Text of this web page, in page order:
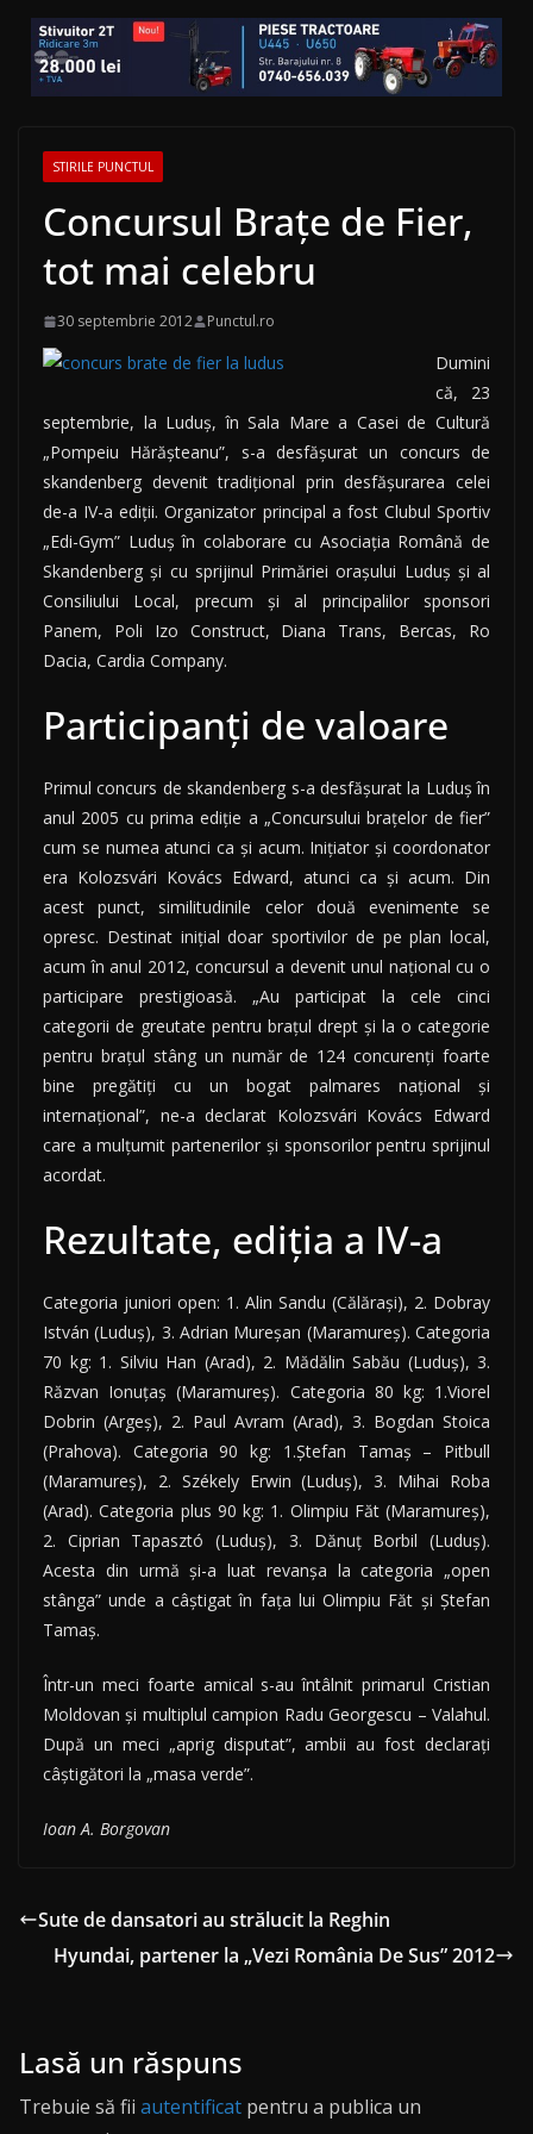
STIRILE PUNCTUL
Concursul Brațe de Fier,
tot mai celebru
30 septembrie 2012 Punctul.ro
Dumini
că, 23
septembrie, la Luduş, în Sala Mare a Casei de Cultură
„Pompeiu Hărăşteanu”, s-a desfăşurat un concurs de
skandenberg devenit tradiţional prin desfăşurarea celei
de-a IV-a ediţii. Organizator principal a fost Clubul Sportiv
„Edi-Gym” Luduş în colaborare cu Asociaţia Română de
Skandenberg şi cu sprijinul Primăriei oraşului Luduş şi al
Consiliului Local, precum şi al principalilor sponsori
Panem, Poli Izo Construct, Diana Trans, Bercas, Ro
Dacia, Cardia Company.
Participanţi de valoare
Primul concurs de skandenberg s-a desfăşurat la Luduş în
anul 2005 cu prima ediţie a „Concursului braţelor de fier”
cum se numea atunci ca şi acum. Iniţiator şi coordonator
era Kolozsvári Kovács Edward, atunci ca şi acum. Din
acest punct, similitudinile celor două evenimente se
opresc. Destinat iniţial doar sportivilor de pe plan local,
acum în anul 2012, concursul a devenit unul naţional cu o
participare prestigioasă. „Au participat la cele cinci
categorii de greutate pentru braţul drept şi la o categorie
pentru braţul stâng un număr de 124 concurenţi foarte
bine pregătiţi cu un bogat palmares naţional şi
internaţional”, ne-a declarat Kolozsvári Kovács Edward
care a mulţumit partenerilor şi sponsorilor pentru sprijinul
acordat.
Rezultate, ediţia a IV-a
Categoria juniori open: 1. Alin Sandu (Călăraşi), 2. Dobray
István (Luduş), 3. Adrian Mureşan (Maramureş). Categoria
70 kg: 1. Silviu Han (Arad), 2. Mădălin Sabău (Luduş), 3.
Răzvan Ionuţaş (Maramureş). Categoria 80 kg: 1.Viorel
Dobrin (Argeş), 2. Paul Avram (Arad), 3. Bogdan Stoica
(Prahova). Categoria 90 kg: 1.Ştefan Tamaş – Pitbull
(Maramureş), 2. Székely Erwin (Luduş), 3. Mihai Roba
(Arad). Categoria plus 90 kg: 1. Olimpiu Făt (Maramureş),
2. Ciprian Tapasztó (Luduş), 3. Dănuţ Borbil (Luduş).
Acesta din urmă şi-a luat revanşa la categoria „open
stânga” unde a câştigat în faţa lui Olimpiu Făt şi Ştefan
Tamaş.
Într-un meci foarte amical s-au întâlnit primarul Cristian
Moldovan şi multiplul campion Radu Georgescu – Valahul.
După un meci „aprig disputat”, ambii au fost declaraţi
câştigători la „masa verde”.
Ioan A. Borgovan
Sute de dansatori au strălucit la Reghin
Hyundai, partener la „Vezi România De Sus” 2012
Lasă un răspuns
Trebuie să fii autentificat pentru a publica un